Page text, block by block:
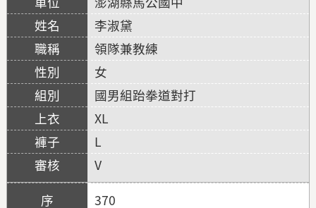
李淑黛
領隊兼教練
女
國男組跆拳道對打
XL
L
V
370